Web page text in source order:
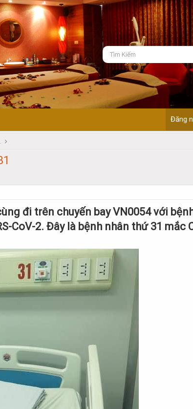
Đăng
đi trên chuyến bay VN0054 với
CoV-2. Đây là bệnh nhân thứ 31 mắc